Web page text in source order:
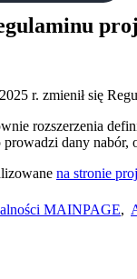
r. zmienił się
rozszerzenia
dany nabór,
na stronie
MAINPAGE,